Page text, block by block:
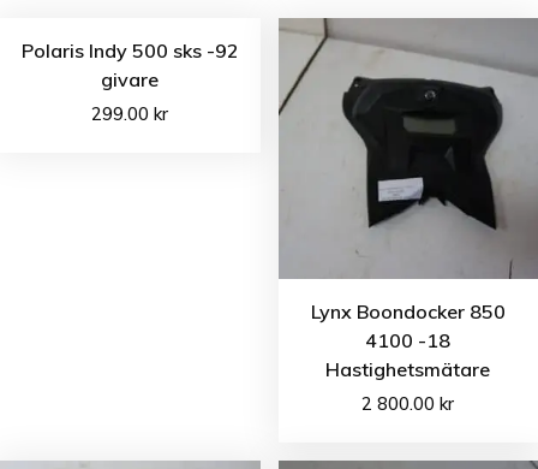
Polaris Indy 500 sks -92
givare
299.00kr
Lynx Boondocker 850
4100 -18
Hastighetsmätare
2 800.00kr